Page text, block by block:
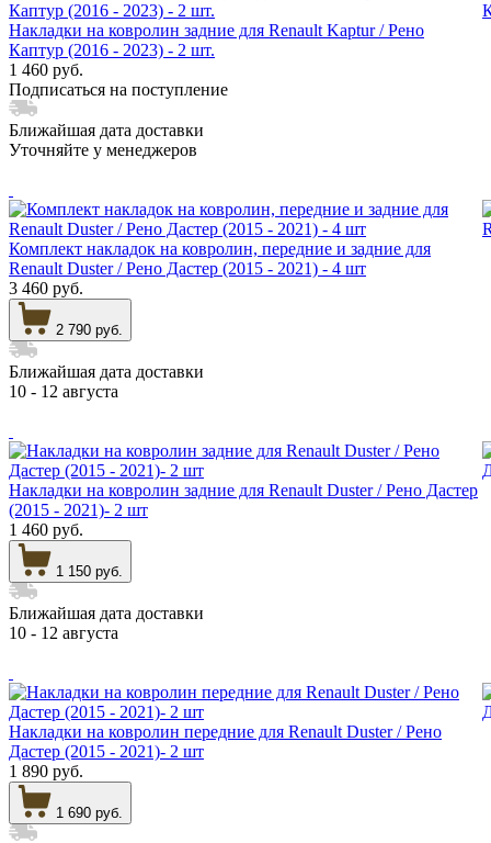
Накладки на ковролин задние для Renault Kaptur / Рено
Каптур (2016 - 2023) - 2 шт.
1 460 руб.
Подписаться на поступление
Ближайшая дата доставки
Уточняйте у менеджеров
Комплект накладок на ковролин, передние и задние для
Renault Duster / Рено Дастер (2015 - 2021) - 4 шт
3 460 руб.
2 790 руб.
Ближайшая дата доставки
10 - 12 августа
Накладки на ковролин задние для Renault Duster / Рено Дастер
(2015 - 2021)- 2 шт
1 460 руб.
1 150 руб.
Ближайшая дата доставки
10 - 12 августа
Накладки на ковролин передние для Renault Duster / Рено
Дастер (2015 - 2021)- 2 шт
1 890 руб.
1 690 руб.